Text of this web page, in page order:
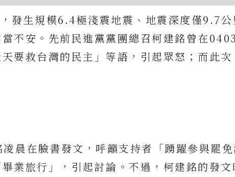
發生規模6.4極淺震地震、地震深度僅9.7公
不安。先前民進黨黨團總召柯建銘曾在
要救台灣的民主」等語，引起眾怒；而此次
晨在臉書發文，呼籲支持者「踴躍參與罷
業旅行」，引起討論。不過，柯建銘的發文